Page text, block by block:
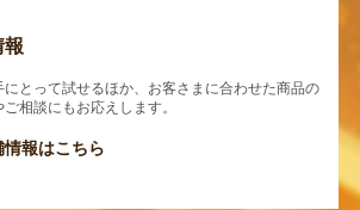
報
にとって試せるほか、お客さまに合わせた商品の
ご相談にもお応えします。
情報はこちら